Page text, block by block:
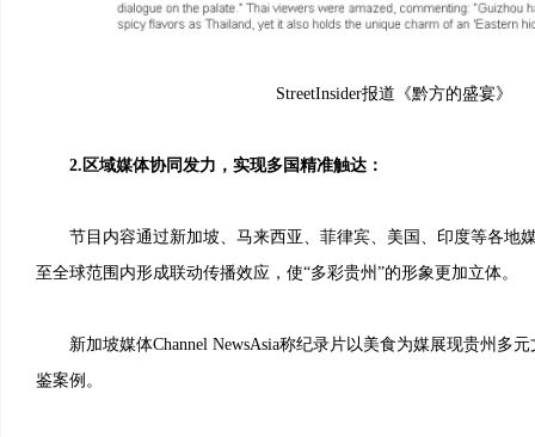
StreetInsider报道《黔方的盛宴》
2.区域媒体协同发力，实现多国精准触达：
节目内容通过新加坡、马来西亚、菲律宾、美国、印度等各地
至全球范围内形成联动传播效应，使“多彩贵州”的形象更加立体。
新加坡媒体Channel NewsAsia称纪录片以美食为媒展现贵州多
鉴案例。